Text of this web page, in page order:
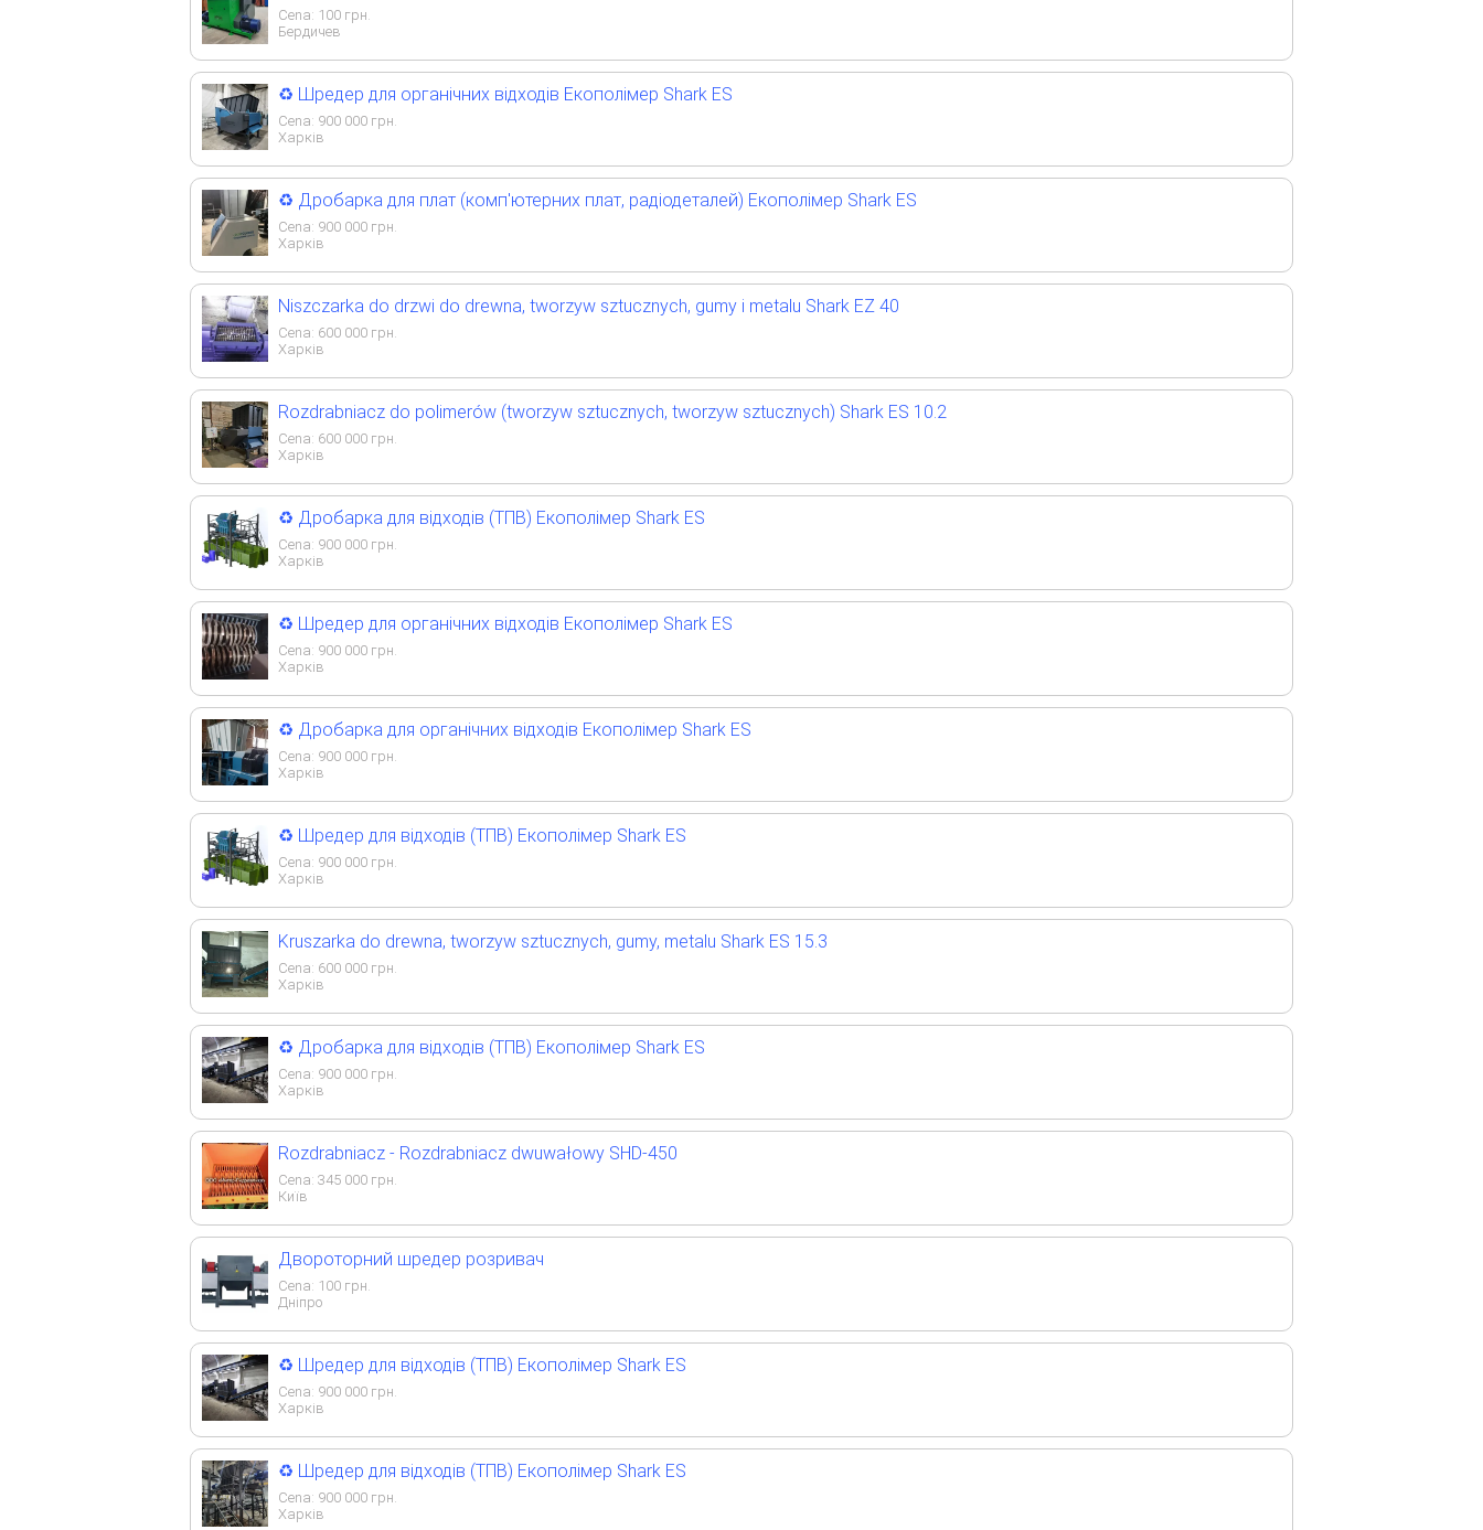
Cena: 100 грн.
Бердичев
♻️ Шредер для органічних відходів Екополімер Shark ES
Cena: 900 000 грн.
Харків
♻️ Дробарка для плат (комп'ютерних плат, радіодеталей) Екополімер Shark ES
Cena: 900 000 грн.
Харків
Niszczarka do drzwi do drewna, tworzyw sztucznych, gumy i metalu Shark EZ 40
Cena: 600 000 грн.
Харків
Rozdrabniacz do polimerów (tworzyw sztucznych, tworzyw sztucznych) Shark ES 10.2
Cena: 600 000 грн.
Харків
♻️ Дробарка для відходів (ТПВ) Екополімер Shark ES
Cena: 900 000 грн.
Харків
♻️ Шредер для органічних відходів Екополімер Shark ES
Cena: 900 000 грн.
Харків
♻️ Дробарка для органічних відходів Екополімер Shark ES
Cena: 900 000 грн.
Харків
♻️ Шредер для відходів (ТПВ) Екополімер Shark ES
Cena: 900 000 грн.
Харків
Kruszarka do drewna, tworzyw sztucznych, gumy, metalu Shark ES 15.3
Cena: 600 000 грн.
Харків
♻️ Дробарка для відходів (ТПВ) Екополімер Shark ES
Cena: 900 000 грн.
Харків
Rozdrabniacz - Rozdrabniacz dwuwałowy SHD-450
Cena: 345 000 грн.
Київ
Двороторний шредер розривач
Cena: 100 грн.
Дніпро
♻️ Шредер для відходів (ТПВ) Екополімер Shark ES
Cena: 900 000 грн.
Харків
♻️ Шредер для відходів (ТПВ) Екополімер Shark ES
Cena: 900 000 грн.
Харків